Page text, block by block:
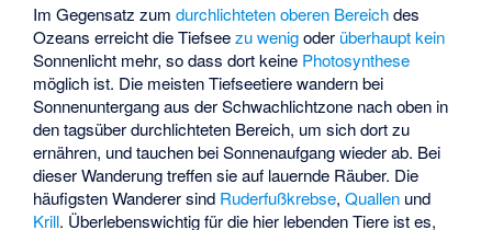
Im Gegensatz zumdurchlichteten oberen Bereichdes
Ozeans erreicht die Tiefseezu wenigoder überhaupt kein
Sonnenlicht mehr, so dass dort keine Photosynthese
möglich ist. Die meisten Tiefseetiere wandern bei
Sonnenuntergang aus der Schwachlichtzone nach oben in
den tagsüber durchlichteten Bereich, um sich dort zu
ernähren, und tauchen bei Sonnenaufgang wieder ab. Bei
dieser Wanderung treffen sie auf lauernde Räuber. Die
häufigsten Wanderer sind Ruderfußkrebse,Quallen und
Krill. Überlebenswichtig für die hier lebenden Tiere ist es,